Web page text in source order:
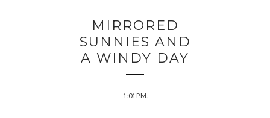
MIRRORED
SUNNIES AND
A WINDY DAY
1:01 P.M.